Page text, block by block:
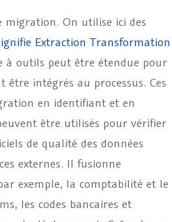
migration. On utilise ici des
Extraction Transformation
à outils peut être étendue pour
intégrés au processus. Ces
en identifiant et en
être utilisés pour vérifier
de qualité des données
externes. Il fusionne
exemple, la comptabilité et le
les codes bancaires et